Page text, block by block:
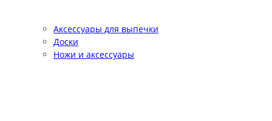
Аксессуары для выпечки
Доски
Ножи и аксессуары